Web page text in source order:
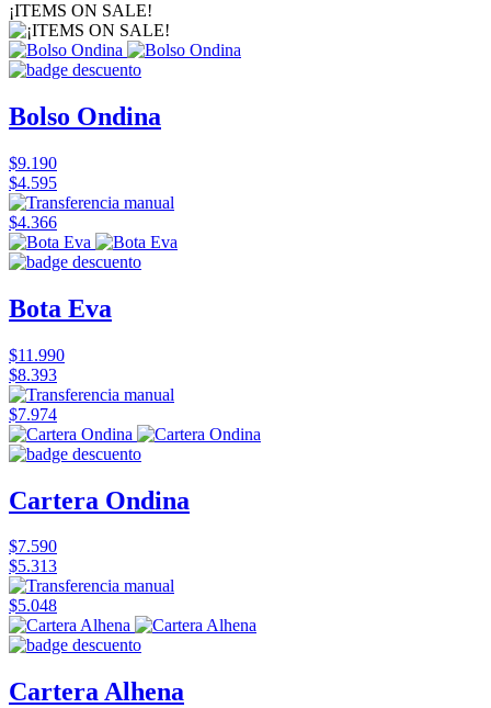
¡ITEMS ON SALE!
Bolso Ondina
$9.190
$4.595
$4.366
Bota Eva
$11.990
$8.393
$7.974
Cartera Ondina
$7.590
$5.313
$5.048
Cartera Alhena